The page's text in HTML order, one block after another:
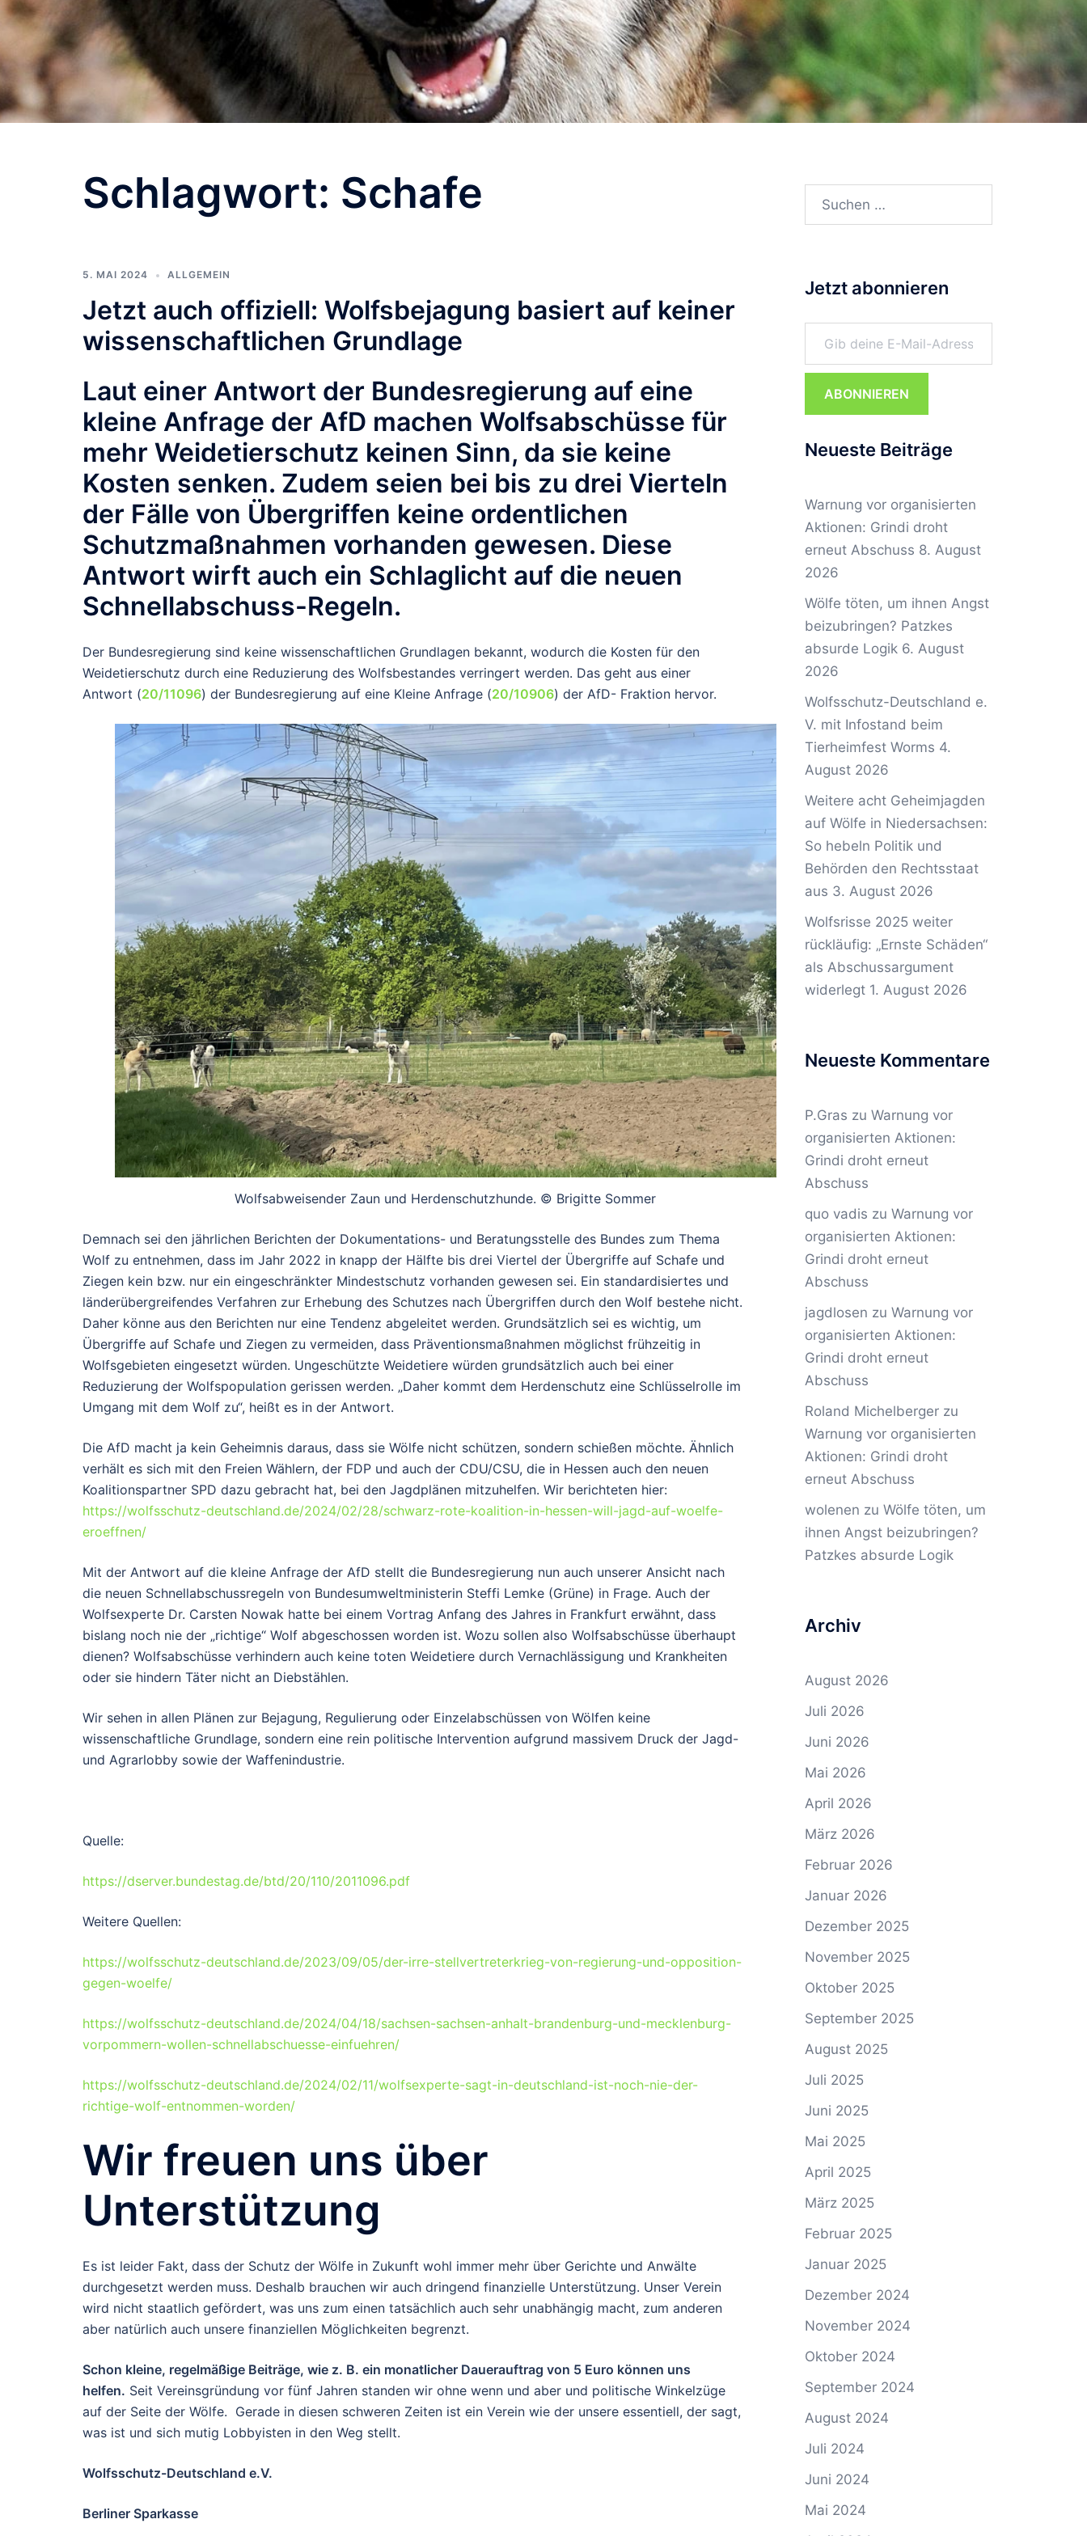
Schlagwort: Schafe
5. MAI 2024 ALLGEMEIN
Jetzt auch offiziell: Wolfsbejagung basiert auf keiner
wissenschaftlichen Grundlage
Laut einer Antwort der Bundesregierung auf eine
kleine Anfrage der AfD machen Wolfsabschüsse für
mehr Weidetierschutz keinen Sinn, da sie keine
Kosten senken. Zudem seien bei bis zu drei Vierteln
der Fälle von Übergriffen keine ordentlichen
Schutzmaßnahmen vorhanden gewesen. Diese
Antwort wirft auch ein Schlaglicht auf die neuen
Schnellabschuss-Regeln.
Der Bundesregierung sind keine wissenschaftlichen Grundlagen bekannt, wodurch die Kosten für den
Weidetierschutz durch eine Reduzierung des Wolfsbestandes verringert werden. Das geht aus einer
Antwort (20/11096) der Bundesregierung auf eine Kleine Anfrage (20/10906) der AfD- Fraktion hervor.
Wolfsabweisender Zaun und Herdenschutzhunde. © Brigitte Sommer
Demnach sei den jährlichen Berichten der Dokumentations- und Beratungsstelle des Bundes zum Thema
Wolf zu entnehmen, dass im Jahr 2022 in knapp der Hälfte bis drei Viertel der Übergriffe auf Schafe und
Ziegen kein bzw. nur ein eingeschränkter Mindestschutz vorhanden gewesen sei. Ein standardisiertes und
länderübergreifendes Verfahren zur Erhebung des Schutzes nach Übergriffen durch den Wolf bestehe nicht.
Daher könne aus den Berichten nur eine Tendenz abgeleitet werden. Grundsätzlich sei es wichtig, um
Übergriffe auf Schafe und Ziegen zu vermeiden, dass Präventionsmaßnahmen möglichst frühzeitig in
Wolfsgebieten eingesetzt würden. Ungeschützte Weidetiere würden grundsätzlich auch bei einer
Reduzierung der Wolfspopulation gerissen werden. „Daher kommt dem Herdenschutz eine Schlüsselrolle im
Umgang mit dem Wolf zu“, heißt es in der Antwort.
Die AfD macht ja kein Geheimnis daraus, dass sie Wölfe nicht schützen, sondern schießen möchte. Ähnlich
verhält es sich mit den Freien Wählern, der FDP und auch der CDU/CSU, die in Hessen auch den neuen
Koalitionspartner SPD dazu gebracht hat, bei den Jagdplänen mitzuhelfen. Wir berichteten hier:
https://wolfsschutz-deutschland.de/2024/02/28/schwarz-rote-koalition-in-hessen-will-jagd-auf-woelfe-
eroeffnen/
Mit der Antwort auf die kleine Anfrage der AfD stellt die Bundesregierung nun auch unserer Ansicht nach
die neuen Schnellabschussregeln von Bundesumweltministerin Steffi Lemke (Grüne) in Frage. Auch der
Wolfsexperte Dr. Carsten Nowak hatte bei einem Vortrag Anfang des Jahres in Frankfurt erwähnt, dass
bislang noch nie der „richtige“ Wolf abgeschossen worden ist. Wozu sollen also Wolfsabschüsse überhaupt
dienen? Wolfsabschüsse verhindern auch keine toten Weidetiere durch Vernachlässigung und Krankheiten
oder sie hindern Täter nicht an Diebstählen.
Wir sehen in allen Plänen zur Bejagung, Regulierung oder Einzelabschüssen von Wölfen keine
wissenschaftliche Grundlage, sondern eine rein politische Intervention aufgrund massivem Druck der Jagd-
und Agrarlobby sowie der Waffenindustrie.
Quelle:
https://dserver.bundestag.de/btd/20/110/2011096.pdf
Weitere Quellen:
https://wolfsschutz-deutschland.de/2023/09/05/der-irre-stellvertreterkrieg-von-regierung-und-opposition-
gegen-woelfe/
https://wolfsschutz-deutschland.de/2024/04/18/sachsen-sachsen-anhalt-brandenburg-und-mecklenburg-
vorpommern-wollen-schnellabschuesse-einfuehren/
https://wolfsschutz-deutschland.de/2024/02/11/wolfsexperte-sagt-in-deutschland-ist-noch-nie-der-
richtige-wolf-entnommen-worden/
Wir freuen uns über
Unterstützung
Es ist leider Fakt, dass der Schutz der Wölfe in Zukunft wohl immer mehr über Gerichte und Anwälte
durchgesetzt werden muss. Deshalb brauchen wir auch dringend finanzielle Unterstützung. Unser Verein
wird nicht staatlich gefördert, was uns zum einen tatsächlich auch sehr unabhängig macht, zum anderen
aber natürlich auch unsere finanziellen Möglichkeiten begrenzt.
Schon kleine, regelmäßige Beiträge, wie z. B. ein monatlicher Dauerauftrag von 5 Euro können uns
helfen. Seit Vereinsgründung vor fünf Jahren standen wir ohne wenn und aber und politische Winkelzüge
auf der Seite der Wölfe. Gerade in diesen schweren Zeiten ist ein Verein wie der unsere essentiell, der sagt,
was ist und sich mutig Lobbyisten in den Weg stellt.
Wolfsschutz-Deutschland e.V.
Berliner Sparkasse
Suchen
Jetzt abonnieren
Gib deine E-Mail-Adresse ein ...
ABONNIEREN
Neueste Beiträge
Warnung vor organisierten
Aktionen: Grindi droht
erneut Abschuss 8. August
2026
Wölfe töten, um ihnen Angst
beizubringen? Patzkes
absurde Logik 6. August
2026
Wolfsschutz-Deutschland e.
V. mit Infostand beim
Tierheimfest Worms 4.
August 2026
Weitere acht Geheimjagden
auf Wölfe in Niedersachsen:
So hebeln Politik und
Behörden den Rechtsstaat
aus 3. August 2026
Wolfsrisse 2025 weiter
rückläufig: „Ernste Schäden“
als Abschussargument
widerlegt 1. August 2026
Neueste Kommentare
P.Gras zu Warnung vor
organisierten Aktionen:
Grindi droht erneut
Abschuss
quo vadis zu Warnung vor
organisierten Aktionen:
Grindi droht erneut
Abschuss
jagdlosen zu Warnung vor
organisierten Aktionen:
Grindi droht erneut
Abschuss
Roland Michelbergerzu
Warnung vor organisierten
Aktionen: Grindi droht
erneut Abschuss
wolenen zu Wölfe töten, um
ihnen Angst beizubringen?
Patzkes absurde Logik
Archiv
August 2026
Juli 2026
Juni 2026
Mai 2026
April 2026
März 2026
Februar 2026
Januar 2026
Dezember 2025
November 2025
Oktober 2025
September 2025
August 2025
Juli 2025
Juni 2025
Mai 2025
April 2025
März 2025
Februar 2025
Januar 2025
Dezember 2024
November 2024
Oktober 2024
September 2024
August 2024
Juli 2024
Juni 2024
Mai 2024